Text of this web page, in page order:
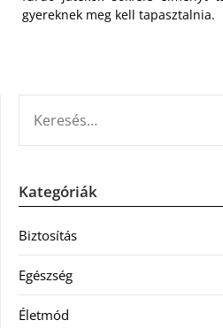
gyereknek meg kell tapasztalnia.
Kategóriák
Biztosítás
Egészség
Életmód